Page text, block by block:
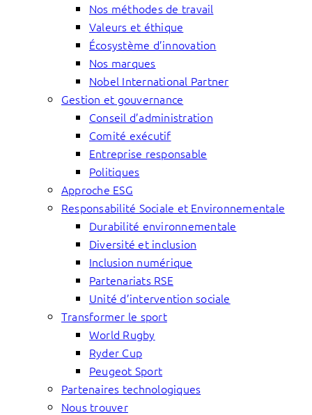
Nos méthodes de travail
Valeurs et éthique
Écosystème d’innovation
Nos marques
Nobel International Partner
Gestion et gouvernance
Conseil d’administration
Comité exécutif
Entreprise responsable
Politiques
Approche ESG
Responsabilité Sociale et Environnementale
Durabilité environnementale
Diversité et inclusion
Inclusion numérique
Partenariats RSE
Unité d’intervention sociale
Transformer le sport
World Rugby
Ryder Cup
Peugeot Sport
Partenaires technologiques
Nous trouver